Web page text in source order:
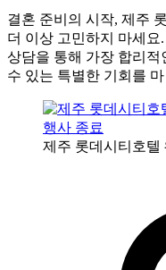
결혼 준비의 시작, 제주
더 이상 고민하지 마세요
상담을 통해 가장 합리
수 있는 특별한 기회를
행사 종료
제주 롯데시티호텔